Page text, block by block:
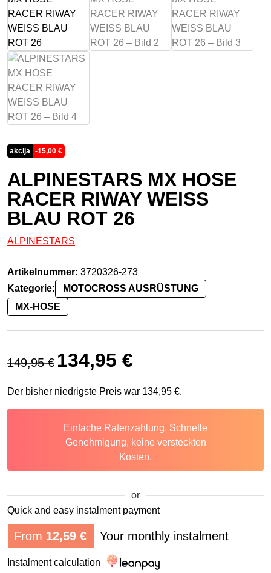
akcija -15,00 €
ALPINESTARS MX HOSE
RACER RIWAY WEISS
BLAU ROT 26
ALPINESTARS
Artikelnummer: 3720326-273
Kategorie:
MOTOCROSS AUSRÜSTUNG
MX-HOSE
149,95€
Ursprünglicher Preis war: 149,95 €
134,95 €
Der bisher niedrigste Preis war 134,95 €.
Einfache Ratenzahlung. Schnelle
Genehmigung, keine versteckten
Kosten.
or
Quick and easy instalment payment
From 12,59 € Your monthly instalment
Instalment calculation